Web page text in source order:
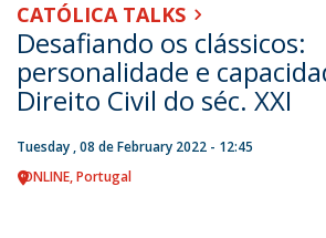
CATÓLICA TALKS
Desafiando os clássicos:
personalidade e
Direito Civil do séc. XXI
Tuesday , 08 de February 2022 - 12:45
ONLINE Portugal